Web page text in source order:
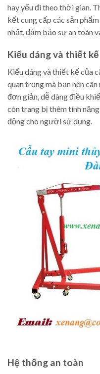
hay yếu đi theo thời gian.
kết cung cấp các sản
nhất, đảm bảo sự an toàn
Kiểu dáng và thiết kế
Kiểu dáng và thiết kế của
quan trọng mà bạn nên
đơn giản, dễ dàng điều
còn trang bị thêm tính
động cho người sử dụng.
Hệ thống an toàn